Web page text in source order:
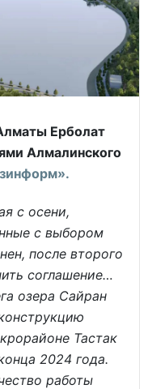
Ерболат
Алмалинского
с осени,
с выбором
после второго
соглашение…
озера Сайран
Тастак
2024 года.
работы